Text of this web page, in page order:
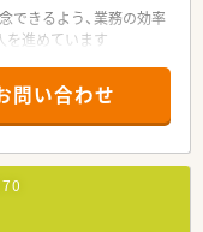
できるよう、業務の効率
を進めています
問い合わせ